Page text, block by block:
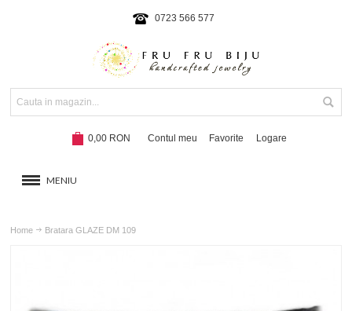
0723 566 577
0,00 RON Contul meu Favorite Logare
MENIU
Home Bratara GLAZE DM 109